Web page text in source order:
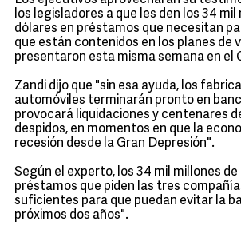
los legisladores a que les den los 34 mil
dólares en préstamos que necesitan
que están contenidos en los planes de
presentaron esta misma semana en el
Zandi dijo que "sin esa ayuda, los
automóviles terminarán pronto en
provocará liquidaciones y centenares
despidos, en momentos en que la
recesión desde la Gran Depresión".
Según el experto, los 34 mil millones de
préstamos que piden las tres
suficientes para que puedan evitar la
próximos dos años".